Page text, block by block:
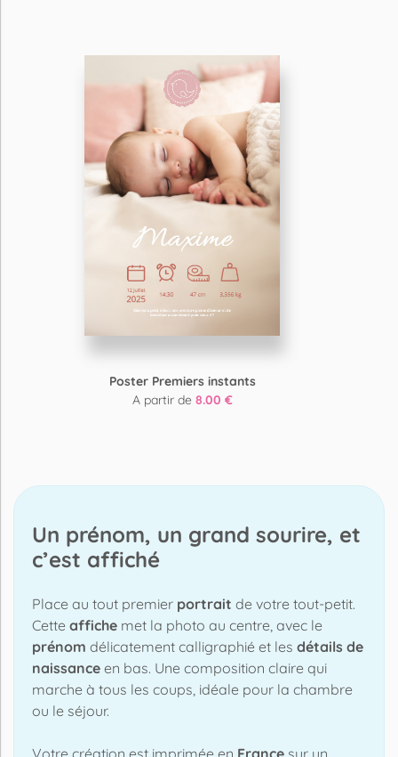
Poster Premiers instants
A partir de 8.00 €
Un prénom, un grand sourire, et
c’est affiché
Place au tout premier portrait de votre tout-petit.
Cette affiche met la photo au centre, avec le
prénom délicatement calligraphié et les détails de
naissance en bas. Une composition claire qui
marche à tous les coups, idéale pour la chambre
ou le séjour.
Votre création est imprimée en France sur un